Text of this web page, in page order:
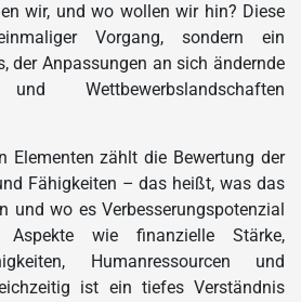
wir, und wo wollen wir hin? Diese
Vorgang, sondern ein
der Anpassungen an sich ändernde
und Wettbewerbslandschaften
Elementen zählt die Bewertung der
Fähigkeiten – das heißt, was das
und wo es Verbesserungspotenzial
wie finanzielle Stärke,
Humanressourcen und
ist ein tiefes Verständnis